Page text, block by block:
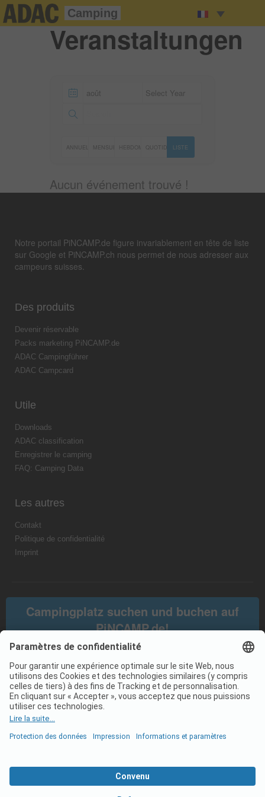
Camping
Veranstaltungen
ANNUELLEMENSUELLEHEBDOMADAIREQUOTIDIENNE
LISTE
Aucun événement trouvé !
Notre portail PiNCAMP.de figure invariablement en tête de liste
sur Google et PiNCAMP.ch nous permet de nous adresser aux
campeurs suisses.
Des produits
Devenir réservable
Packs marketing PiNCAMP.de
ADAC Campingführer
ADAC Campcard
Utile
Downloads
ADAC classification
Enregistrer le camping
FAQ: Camping Data
Les autres
Contakt
Politique de confidentialité
Imprint
Campingplatz suchen und buchen auf
PiNCAMP.de!